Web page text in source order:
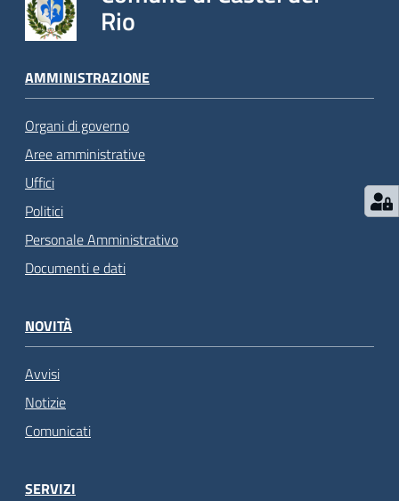
Rio
AMMINISTRAZIONE
Organi di governo
Aree amministrative
Uffici
Politici
Personale Amministrativo
Documenti e dati
NOVITÀ
Avvisi
Notizie
Comunicati
SERVIZI